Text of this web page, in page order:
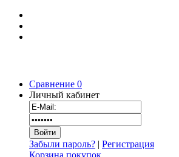
Сравнение 0
Личный кабинет
Забыли пароль? | Регистрация
Корзина покупок